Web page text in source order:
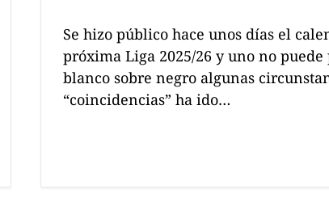
Se hizo público hace unos días el
próxima Liga 2025/26 y uno no
blanco sobre negro algunas
“coincidencias” ha ido…